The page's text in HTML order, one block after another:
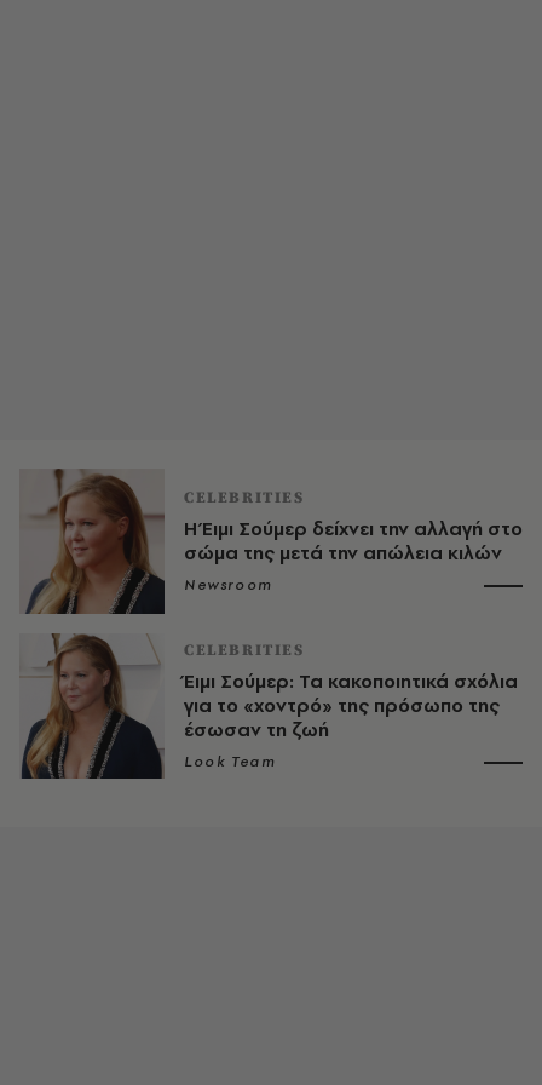
CELEBRITIES
Η Έιμι Σούμερ δείχνει την αλλαγή στο
σώμα της μετά την απώλεια κιλών
Newsroom
CELEBRITIES
Έιμι Σούμερ: Τα κακοποιητικά σχόλια
για το «χοντρό» της πρόσωπο της
έσωσαν τη ζωή
Look Team